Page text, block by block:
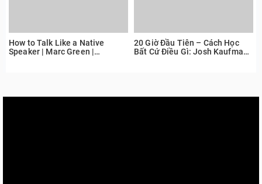
How to Talk Like a Native
Speaker | Marc Green |
20 Giờ Đầu Tiên – Cách Học
Bất Cứ Điều Gì: Josh Kaufman